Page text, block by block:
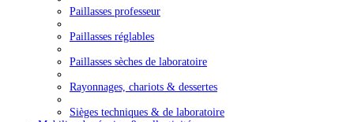
Paillasses professeur
Paillasses réglables
Paillasses sèches de laboratoire
Rayonnages, chariots & dessertes
Sièges techniques & de laboratoire